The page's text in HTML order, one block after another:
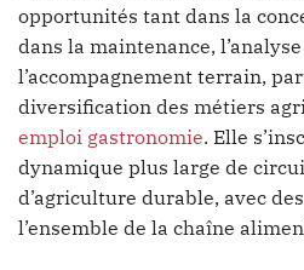
opportunités tant dans la
dans la maintenance,
l’accompagnement terrain,
diversification des métiers
emploi gastronomie. Elle
dynamique plus large de
d’agriculture durable, avec
l’ensemble de la chaîne